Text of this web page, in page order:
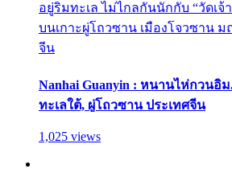
อยู่ริมทะเล ไม่ไกลกันนักกับ “วัดเ
บนเกาะผู่โถวซาน เมืองโจวซาน ม
จีน
Nanhai Guanyin : หนานไห่กวนอิ
ทะเลใต้, ผู่โถวซาน ประเทศจีน
1,025 views